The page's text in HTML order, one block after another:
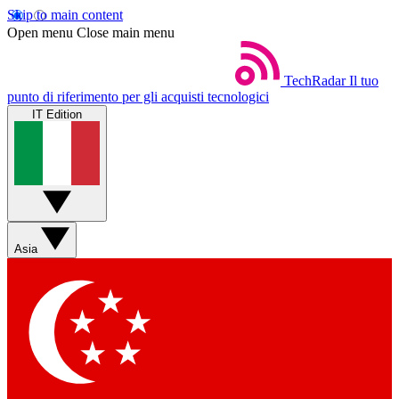
Skip to main content
Open menu Close main menu
TechRadar Il tuo
punto di riferimento per gli acquisti tecnologici
IT Edition
Asia